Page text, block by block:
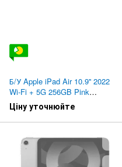
Б/У Apple iPad Air 10.9'' 2022
Wi-Fi + 5G 256GB Pink
(MM723, MM7F3)
Ціну уточнюйте